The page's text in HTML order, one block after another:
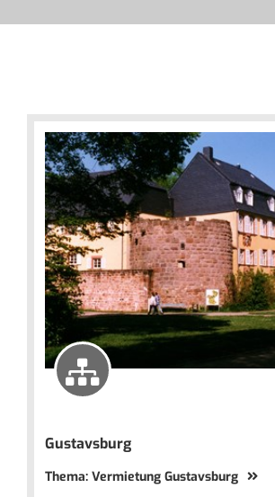
Gustavsburg
Thema: Vermietung Gustavsburg